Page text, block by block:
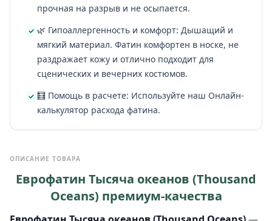
прочная на разрыв и не осыпается.
🌿 Гипоаллергенность и комфорт: Дышащий и
мягкий материал. Фатин комфортен в носке, не
раздражает кожу и отлично подходит для
сценических и вечерних костюмов.
🧮 Помощь в расчете: Используйте наш Онлайн-
калькулятор расхода фатина.
ОПИСАНИЕ ТОВАРА
Еврофатин Тысяча океанов (Thousand
Oceans) премиум-качества